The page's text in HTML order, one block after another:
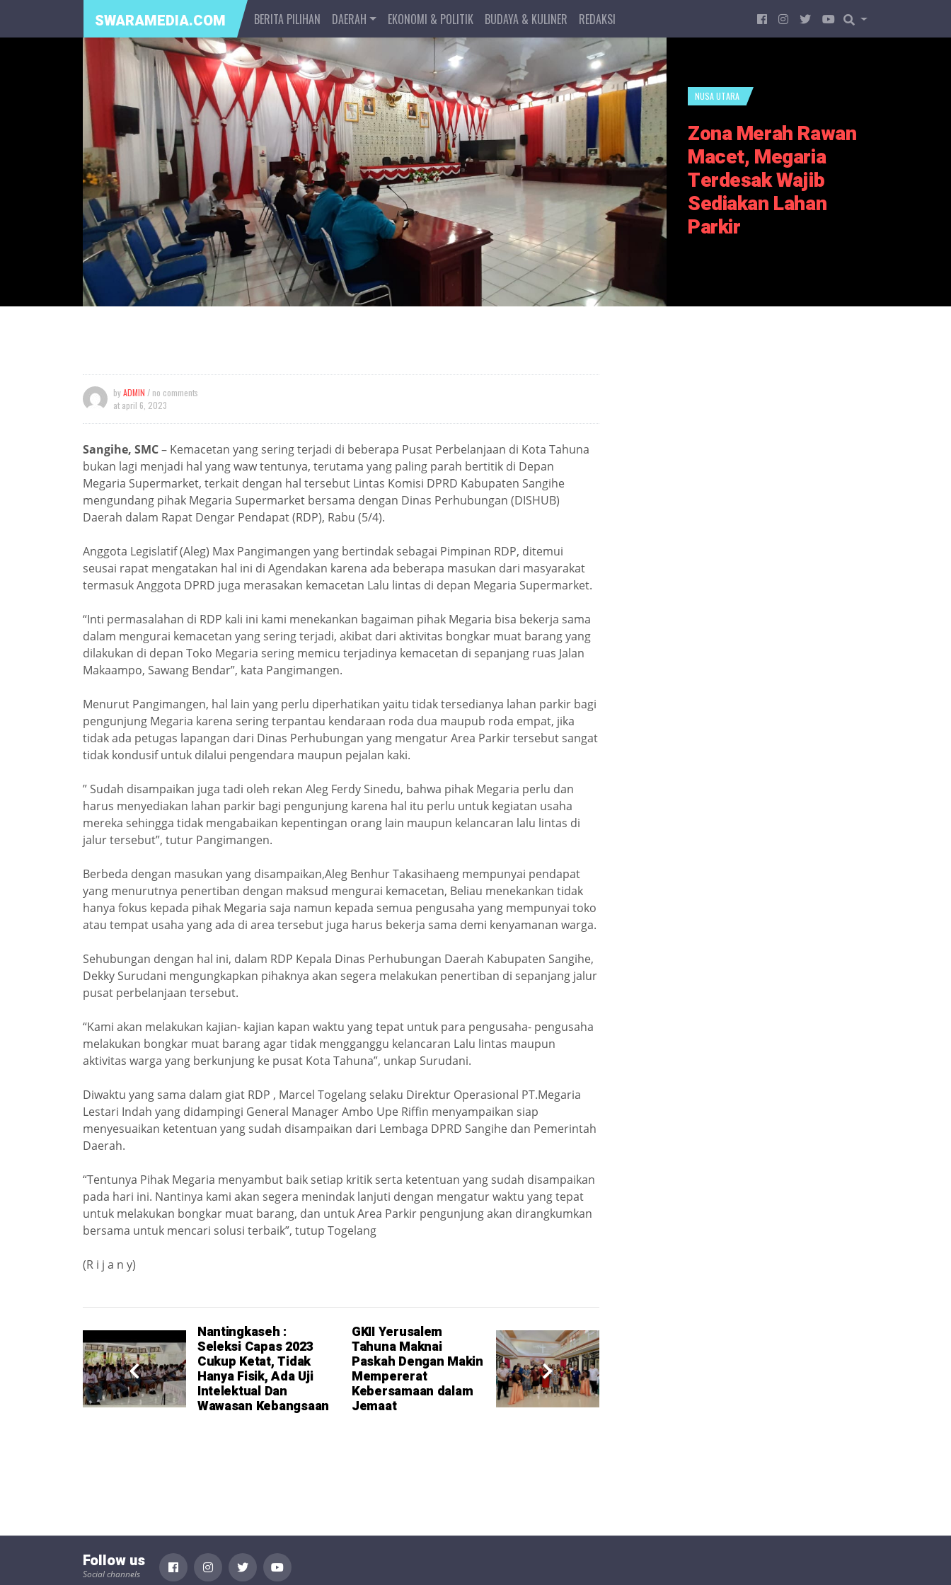
SWARAMEDIA.COM BERITA PILIHAN DAERAH EKONOMI & POLITIK BUDAYA & KULINER REDAKSI
NUSA UTARA
Zona Merah Rawan
Macet, Megaria
Terdesak Wajib
Sediakan Lahan
Parkir
byADMIN / no comments
at april 6, 2023
Sangihe, SMC– Kemacetan yang sering terjadi di beberapa Pusat Perbelanjaan di Kota Tahuna
bukan lagi menjadi hal yang waw tentunya, terutama yang paling parah bertitik di Depan
Megaria Supermarket, terkait dengan hal tersebut Lintas Komisi DPRD Kabupaten Sangihe
mengundang pihak Megaria Supermarket bersama dengan Dinas Perhubungan (DISHUB)
Daerah dalam Rapat Dengar Pendapat (RDP), Rabu (5/4).
Anggota Legislatif (Aleg) Max Pangimangen yang bertindak sebagai Pimpinan RDP, ditemui
seusai rapat mengatakan hal ini di Agendakan karena ada beberapa masukan dari masyarakat
termasuk Anggota DPRD juga merasakan kemacetan Lalu lintas di depan Megaria Supermarket.
“Inti permasalahan di RDP kali ini kami menekankan bagaiman pihak Megaria bisa bekerja sama
dalam mengurai kemacetan yang sering terjadi, akibat dari aktivitas bongkar muat barang yang
dilakukan di depan Toko Megaria sering memicu terjadinya kemacetan di sepanjang ruas Jalan
Makaampo, Sawang Bendar”, kata Pangimangen.
Menurut Pangimangen, hal lain yang perlu diperhatikan yaitu tidak tersedianya lahan parkir bagi
pengunjung Megaria karena sering terpantau kendaraan roda dua maupub roda empat, jika
tidak ada petugas lapangan dari Dinas Perhubungan yang mengatur Area Parkir tersebut sangat
tidak kondusif untuk dilalui pengendara maupun pejalan kaki.
” Sudah disampaikan juga tadi oleh rekan Aleg Ferdy Sinedu, bahwa pihak Megaria perlu dan
harus menyediakan lahan parkir bagi pengunjung karena hal itu perlu untuk kegiatan usaha
mereka sehingga tidak mengabaikan kepentingan orang lain maupun kelancaran lalu lintas di
jalur tersebut”, tutur Pangimangen.
Berbeda dengan masukan yang disampaikan,Aleg Benhur Takasihaeng mempunyai pendapat
yang menurutnya penertiban dengan maksud mengurai kemacetan, Beliau menekankan tidak
hanya fokus kepada pihak Megaria saja namun kepada semua pengusaha yang mempunyai toko
atau tempat usaha yang ada di area tersebut juga harus bekerja sama demi kenyamanan warga.
Sehubungan dengan hal ini, dalam RDP Kepala Dinas Perhubungan Daerah Kabupaten Sangihe,
Dekky Surudani mengungkapkan pihaknya akan segera melakukan penertiban di sepanjang jalur
pusat perbelanjaan tersebut.
“Kami akan melakukan kajian- kajian kapan waktu yang tepat untuk para pengusaha- pengusaha
melakukan bongkar muat barang agar tidak mengganggu kelancaran Lalu lintas maupun
aktivitas warga yang berkunjung ke pusat Kota Tahuna”, unkap Surudani.
Diwaktu yang sama dalam giat RDP , Marcel Togelang selaku Direktur Operasional PT.Megaria
Lestari Indah yang didampingi General Manager Ambo Upe Riffin menyampaikan siap
menyesuaikan ketentuan yang sudah disampaikan dari Lembaga DPRD Sangihe dan Pemerintah
Daerah.
“Tentunya Pihak Megaria menyambut baik setiap kritik serta ketentuan yang sudah disampaikan
pada hari ini. Nantinya kami akan segera menindak lanjuti dengan mengatur waktu yang tepat
untuk melakukan bongkar muat barang, dan untuk Area Parkir pengunjung akan dirangkumkan
bersama untuk mencari solusi terbaik”, tutup Togelang
(R i j a n y)
Nantingkaseh :
Seleksi Capas 2023
Cukup Ketat, Tidak
Hanya Fisik, Ada Uji
Intelektual Dan
Wawasan Kebangsaan
GKII Yerusalem
Tahuna Maknai
Paskah Dengan Makin
Mempererat
Kebersamaan dalam
Jemaat
Follow us
Social channels